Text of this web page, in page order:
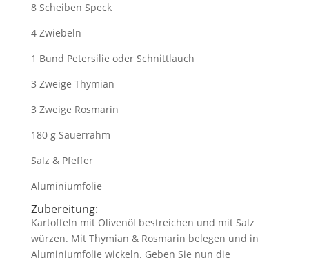
8 Scheiben Speck
4 Zwiebeln
1 Bund Petersilie oder Schnittlauch
3 Zweige Thymian
3 Zweige Rosmarin
180 g Sauerrahm
Salz & Pfeffer
Aluminiumfolie
Zubereitung:
Kartoffeln mit Olivenöl bestreichen und mit Salz
würzen. Mit Thymian & Rosmarin belegen und in
Aluminiumfolie wickeln. Geben Sie nun die